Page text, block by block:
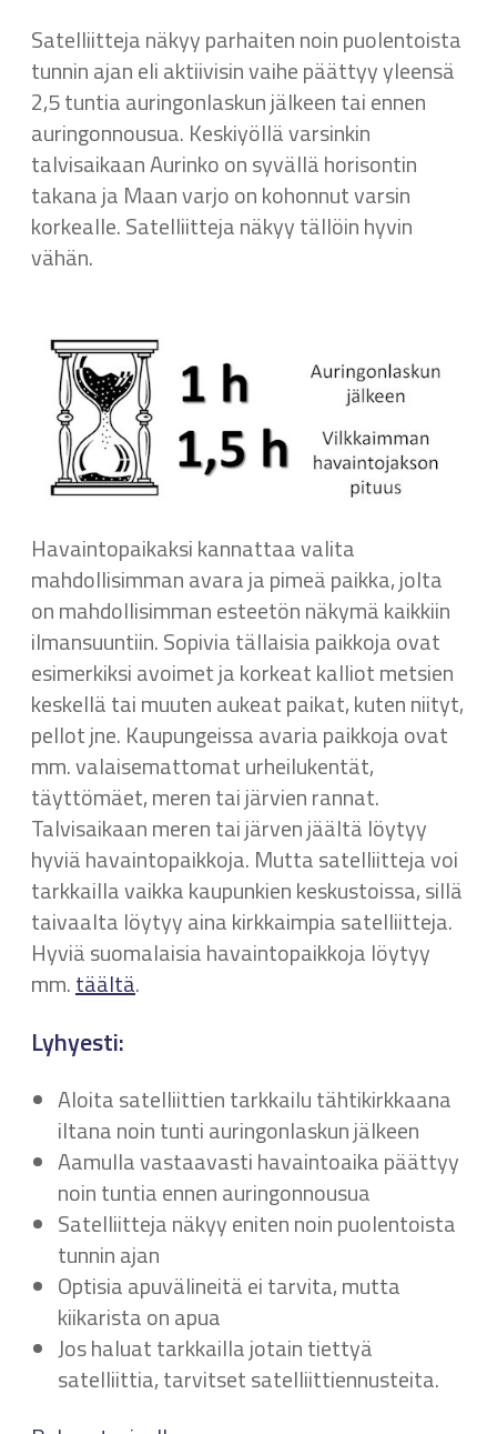
Satelliitteja näkyy parhaiten noin puolentoista
tunnin ajan eli aktiivisin vaihe päättyy yleensä
2,5 tuntia auringonlaskun jälkeen tai ennen
auringonnousua. Keskiyöllä varsinkin
talvisaikaan Aurinko on syvällä horisontin
takana ja Maan varjo on kohonnut varsin
korkealle. Satelliitteja näkyy tällöin hyvin
vähän.
Havaintopaikaksi kannattaa valita
mahdollisimman avara ja pimeä paikka, jolta
on mahdollisimman esteetön näkymä kaikkiin
ilmansuuntiin. Sopivia tällaisia paikkoja ovat
esimerkiksi avoimet ja korkeat kalliot metsien
keskellä tai muuten aukeat paikat, kuten niityt,
pellot jne. Kaupungeissa avaria paikkoja ovat
mm. valaisemattomat urheilukentät,
täyttömäet, meren tai järvien rannat.
Talvisaikaan meren tai järven jäältä löytyy
hyviä havaintopaikkoja. Mutta satelliitteja voi
tarkkailla vaikka kaupunkien keskustoissa, sillä
taivaalta löytyy aina kirkkaimpia satelliitteja.
Hyviä suomalaisia havaintopaikkoja löytyy
mm.täältä.
Lyhyesti:
Aloita satelliittien tarkkailu tähtikirkkaana
iltana noin tunti auringonlaskun jälkeen
Aamulla vastaavasti havaintoaika päättyy
noin tuntia ennen auringonnousua
Satelliitteja näkyy eniten noin puolentoista
tunnin ajan
Optisia apuvälineitä ei tarvita, mutta
kiikarista on apua
Jos haluat tarkkailla jotain tiettyä
satelliittia, tarvitset satelliittiennusteita.